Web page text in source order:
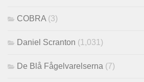
COBRA(3)
Daniel Scranton (1,031)
De Blå Fågelvarelserna (7)